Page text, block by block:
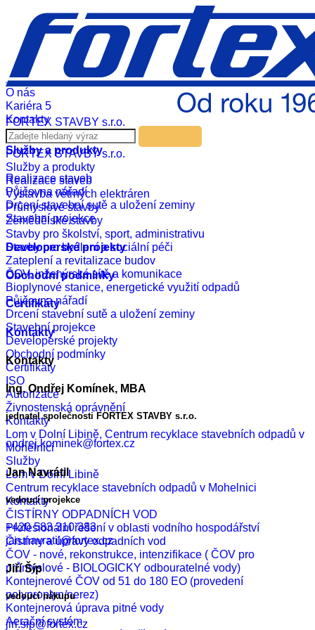
FORTEX STAVBY s.r.o.
Služby a produkty
Realizace staveb
Půjčovna nářadí
Drcení stavební sutě a uložení zeminy
Stavební projekce
Developerské projekty
Obchodní podmínky
Certifikáty
Kontakty
Kontakty
Ing. Ondřej Komínek, MBA
jednatel společnosti FORTEX STAVBY s.r.o.
ondrej.kominek@fortex.cz
Jan Navrátil
vedoucí projekce
+420 583 310 383
jan.navratil@fortex.cz
Jiří Šíp
vedoucí nákupu
jiri.sip@fortex.cz
English
Russian
German
Realizace
Aktuality
O nás
Kariéra 5
Kontakty
FORTEX STAVBY s.r.o.
Služby a produkty
Realizace staveb
Výstavba větrných elektráren
Průmyslové stavby
Zemědělské stavby
Stavby pro školství, sport, administrativu
Stavby pro bydlení a sociální péči
Zateplení a revitalizace budov
ČOV, inženýrské sítě a komunikace
Bioplynové stanice, energetické využití odpadů
Půjčovna nářadí
Drcení stavební sutě a uložení zeminy
Stavební projekce
Developerské projekty
Obchodní podmínky
Certifikáty
ISO
Autorizace
Živnostenská oprávnění
Kontakty
Lom v Dolní Libině, Centrum recyklace stavebních odpadů v
Mohelnici
Služby
Lom v Dolní Libině
Centrum recyklace stavebních odpadů v Mohelnici
Kontakty
ČISTÍRNY ODPADNÍCH VOD
Profesionální řešení v oblasti vodního hospodářství
Čistírny a úpravy odpadních vod
ČOV - nové, rekonstrukce, intenzifikace ( ČOV pro
průmyslové - BIOLOGICKY odbouratelné vody)
Kontejnerové ČOV od 51 do 180 EO (provedení
polyproplyn/nerez)
Kontejnerová úprava pitné vody
Aerační systém